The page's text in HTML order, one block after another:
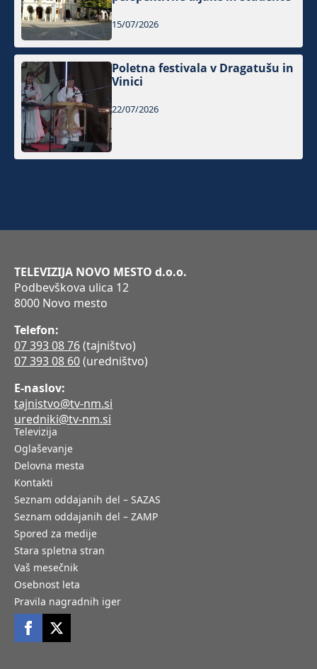
15/07/2026
Poletna festivala v Dragatušu in
Vinici
22/07/2026
TELEVIZIJA NOVO MESTO d.o.o.
Podbevškova ulica 12
8000 Novo mesto
Telefon:
07 393 08 76(tajništvo)
07 393 08 60(uredništvo)
E-naslov:
tajnistvo@tv-nm.si
uredniki@tv-nm.si
Televizija
Oglaševanje
Delovna mesta
Kontakti
Seznam oddajanih del – SAZAS
Seznam oddajanih del – ZAMP
Spored za medije
Stara spletna stran
Vaš mesečnik
Osebnost leta
Pravila nagradnih iger